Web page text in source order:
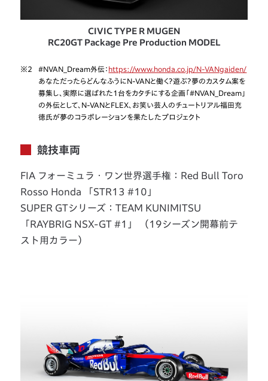
CIVIC TYPE R MUGEN
RC20GT Package Pre Production MODEL
※2 #NVAN_Dream外伝： https://www.honda.co.jp/N-VANgaiden/
あなただったらどんなふうにN-VANと働く？遊ぶ？夢のカスタム案を
募集し、実際に選ばれた1台をカタチにする企画「#NVAN_Dream」
の外伝として、N-VANとFLEX、お笑い芸人のチュートリアル福田充
徳氏が夢のコラボレーションを果たしたプロジェクト
競技車両
FIA フォーミュラ・ワン世界選手権：Red Bull Toro
Rosso Honda 「STR13 #10」
SUPER GTシリーズ：TEAM KUNIMITSU
「RAYBRIG NSX-GT #1」 （19シーズン開幕前テ
スト用カラー）